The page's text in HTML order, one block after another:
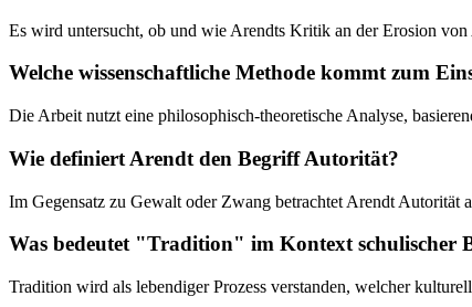
Es wird untersucht, ob und wie Arendts Kritik an der Erosion
Welche wissenschaftliche Methode kommt zum
Die Arbeit nutzt eine philosophisch-theoretische Analyse,
Wie definiert Arendt den Begriff Autorität?
Im Gegensatz zu Gewalt oder Zwang betrachtet Arendt Autorität
Was bedeutet "Tradition" im Kontext schulischer
Tradition wird als lebendiger Prozess verstanden, welcher